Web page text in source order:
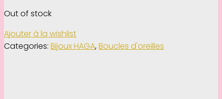
Out of stock
Ajouter à la wishlist
Categories: Bijoux HAGA,Boucles d'oreilles